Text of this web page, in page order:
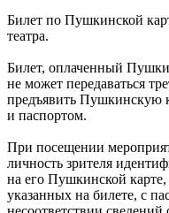
Билет по Пушкинской
театра.
Билет, оплаченный
не может передаваться
предъявить Пушкинскую
и паспортом.
При посещении
личность зрителя
на его Пушкинской
указанных на билете, с